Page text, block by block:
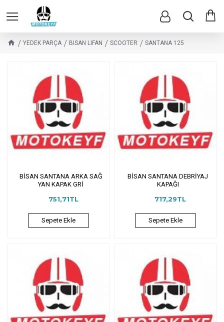
YEDEK PARÇA BISAN LIFAN SCOOTER SANTANA 125
BİSAN SANTANA ARKA SAĞ
YAN KAPAK GRİ
751,71TL
Sepete Ekle
BİSAN SANTANA DEBRİYAJ
KAPAĞI
717,29TL
Sepete Ekle